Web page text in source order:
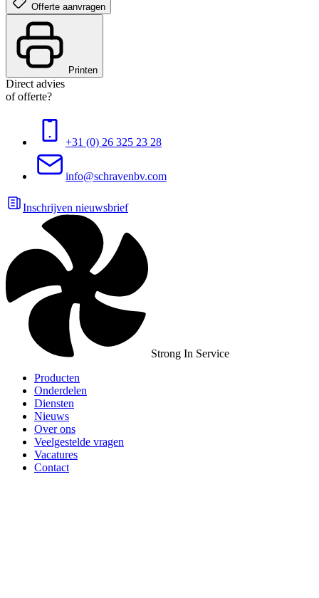
Offerte aanvragen
Printen
Direct advies
of offerte?
+31 (0) 26 325 23 28
info@schravenbv.com
Inschrijven nieuwsbrief
Strong In Service
Producten
Onderdelen
Diensten
Nieuws
Over ons
Veelgestelde vragen
Vacatures
Contact